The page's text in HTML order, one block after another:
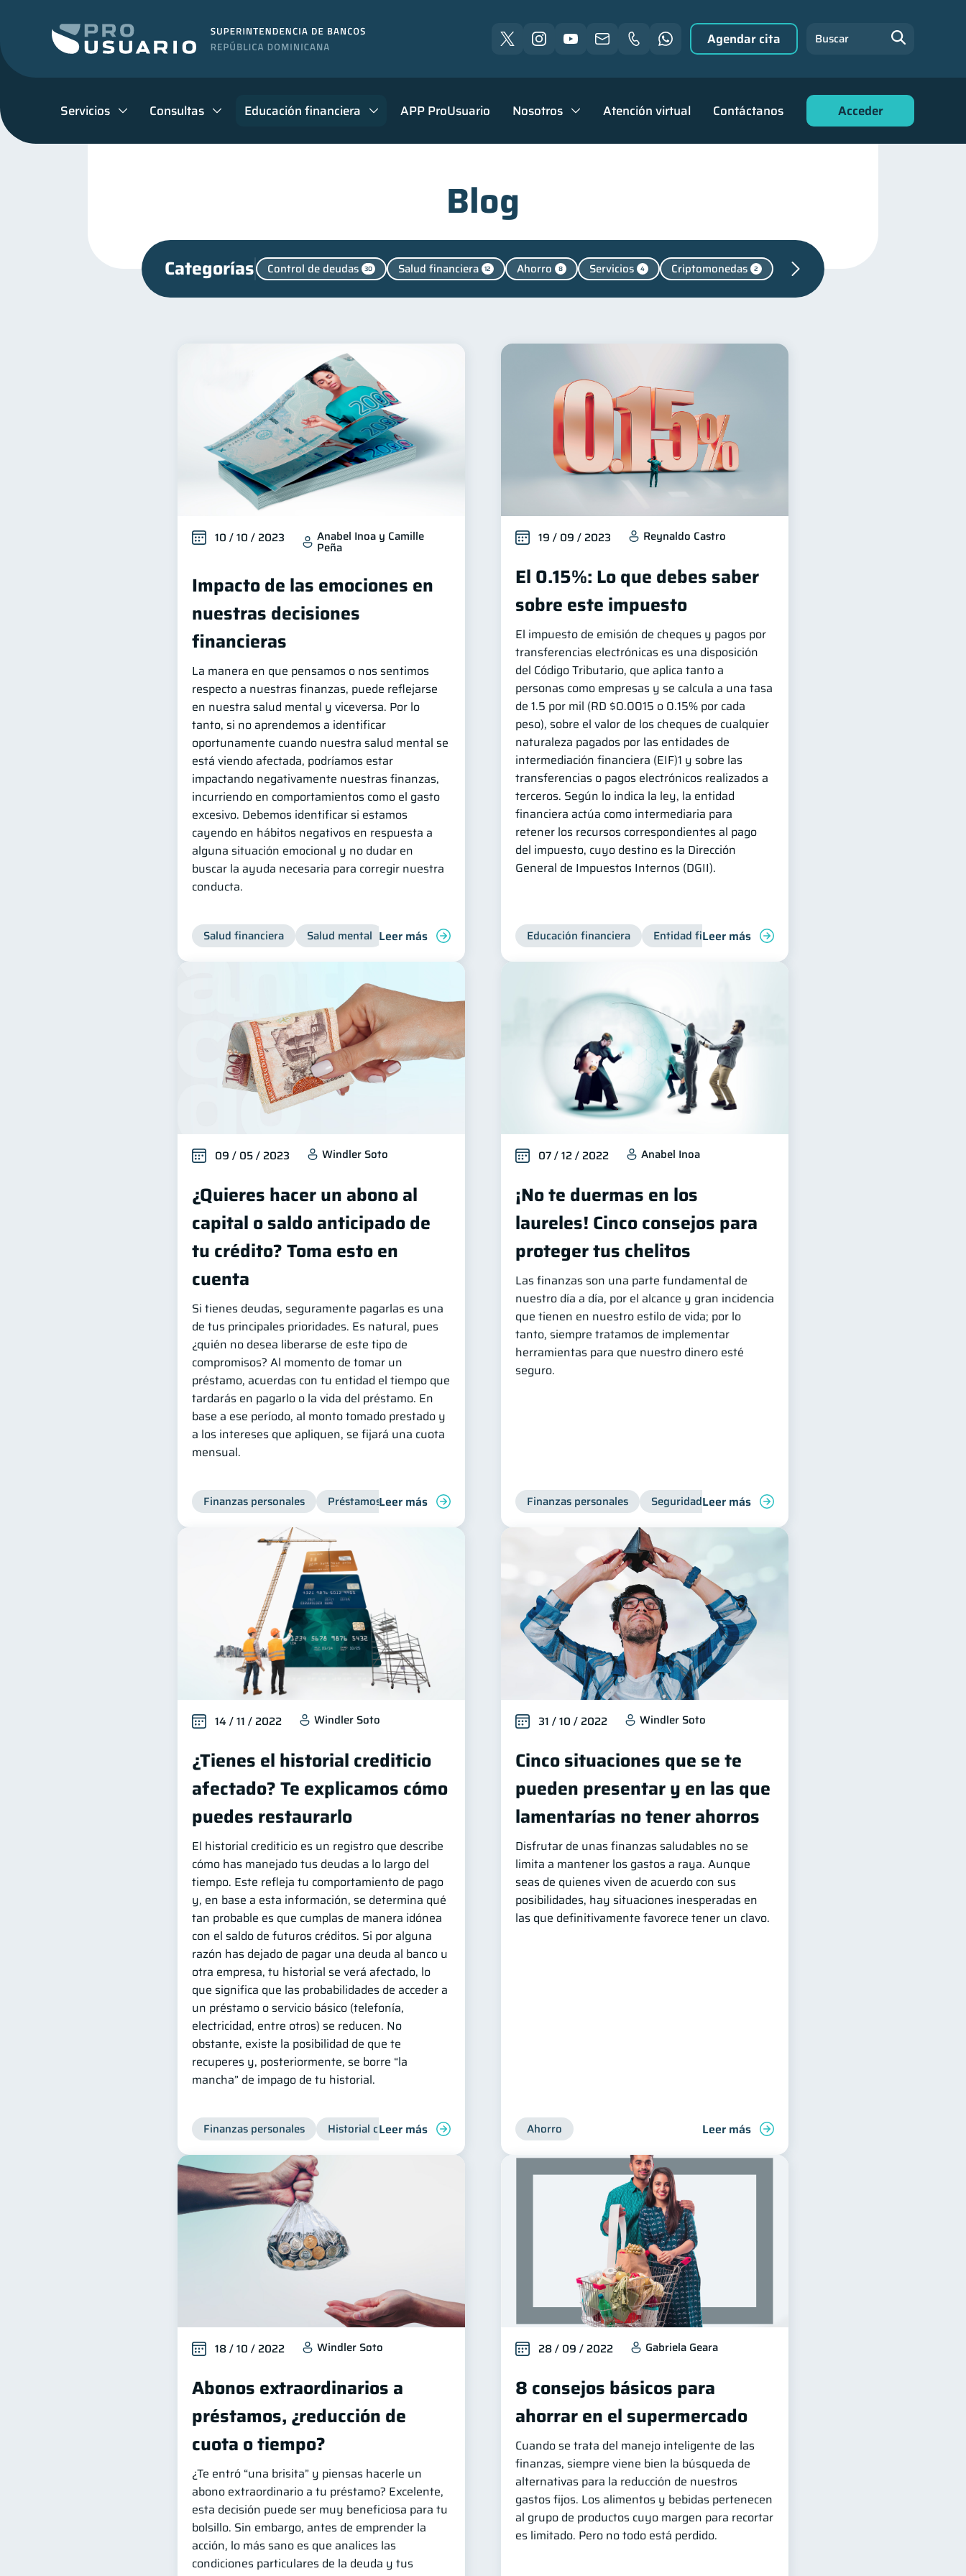
Servicios Consultas Educación financiera APP ProUsuario Nosotros Atención virtual Contáctanos Acceder
Agendar cita Buscar
Blog
Categorías Control de deudas 30 Salud financiera 12 Ahorro 8 Servicios 4 Criptomonedas 2
Entidad financiera 8
Ciberseguridad Superintendencia de Bancos
Cuenta Abandonada 2 Finanzas Personales 1 Finanzas en Pareja
Educación Financiera 1 Fraudes 1 Mipymes Información financiera inversiones 1
Salud mental ahorro 1 Retiro 1 Doble sueldo Gasto responsable información financiera
10 / 10 / 2023 Anabel Inoa y Camille
Peña
Impacto de las emociones en
nuestras decisiones
financieras
La manera en que pensamos o nos sentimos
respecto a nuestras finanzas, puede reflejarse
en nuestra salud mental y viceversa. Por lo
tanto, si no aprendemos a identificar
oportunamente cuando nuestra salud mental se
está viendo afectada, podríamos estar
impactando negativamente nuestras finanzas,
incurriendo en comportamientos como el gasto
excesivo. Debemos identificar si estamos
cayendo en hábitos negativos en respuesta a
alguna situación emocional y no dudar en
buscar la ayuda necesaria para corregir nuestra
conducta.
Salud financiera Salud mental Inclusión financiera Finanzas para jóvenes Manejo de deudas Finanzas familiares
Leer más
19 / 09 / 2023 Reynaldo Castro
El 0.15%: Lo que debes saber
sobre este impuesto
El impuesto de emisión de cheques y pagos por
transferencias electrónicas es una disposición
del Código Tributario, que aplica tanto a
personas como empresas y se calcula a una tasa
de 1.5 por mil (RD $0.0015 o 0.15% por cada
peso), sobre el valor de los cheques de cualquier
naturaleza pagados por las entidades de
intermediación financiera (EIF)1 y sobre las
transferencias o pagos electrónicos realizados a
terceros. Según lo indica la ley, la entidad
financiera actúa como intermediaria para
retener los recursos correspondientes al pago
del impuesto, cuyo destino es la Dirección
General de Impuestos Internos (DGII).
Educación financiera Entidad financiera Productos financieros
Leer más
09 / 05 / 2023 Windler Soto
¿Quieres hacer un abono al
capital o saldo anticipado de
tu crédito? Toma esto en
cuenta
Si tienes deudas, seguramente pagarlas es una
de tus principales prioridades. Es natural, pues
¿quién no desea liberarse de este tipo de
compromisos? Al momento de tomar un
préstamo, acuerdas con tu entidad el tiempo que
tardarás en pagarlo o la vida del préstamo. En
base a ese período, al monto tomado prestado y
a los intereses que apliquen, se fijará una cuota
mensual.
Finanzas personales Préstamos Productos financieros Finanzas para jóvenes Manejo de deudas
Leer más
07 / 12 / 2022 Anabel Inoa
¡No te duermas en los
laureles! Cinco consejos para
proteger tus chelitos
Las finanzas son una parte fundamental de
nuestro día a día, por el alcance y gran incidencia
que tienen en nuestro estilo de vida; por lo
tanto, siempre tratamos de implementar
herramientas para que nuestro dinero esté
seguro.
Finanzas personales Seguridad financiera
Leer más
14 / 11 / 2022 Windler Soto
¿Tienes el historial crediticio
afectado? Te explicamos cómo
puedes restaurarlo
El historial crediticio es un registro que describe
cómo has manejado tus deudas a lo largo del
tiempo. Este refleja tu comportamiento de pago
y, en base a esta información, se determina qué
tan probable es que cumplas de manera idónea
con el saldo de futuros créditos. Si por alguna
razón has dejado de pagar una deuda al banco u
otra empresa, tu historial se verá afectado, lo
que significa que las probabilidades de acceder a
un préstamo o servicio básico (telefonía,
electricidad, entre otros) se reducen. No
obstante, existe la posibilidad de que te
recuperes y, posteriormente, se borre “la
mancha” de impago de tu historial.
Finanzas personales Historial crediticio Manejo de deudas Control de deudas
Leer más
31 / 10 / 2022 Windler Soto
Cinco situaciones que se te
pueden presentar y en las que
lamentarías no tener ahorros
Disfrutar de unas finanzas saludables no se
limita a mantener los gastos a raya. Aunque
seas de quienes viven de acuerdo con sus
posibilidades, hay situaciones inesperadas en
las que definitivamente favorece tener un clavo.
Ahorro Leer más
18 / 10 / 2022 Windler Soto
Abonos extraordinarios a
préstamos, ¿reducción de
cuota o tiempo?
¿Te entró “una brisita” y piensas hacerle un
abono extraordinario a tu préstamo? Excelente,
esta decisión puede ser muy beneficiosa para tu
bolsillo. Sin embargo, antes de emprender la
acción, lo más sano es que analices las
condiciones particulares de la deuda y tus
28 / 09 / 2022 Gabriela Geara
8 consejos básicos para
ahorrar en el supermercado
Cuando se trata del manejo inteligente de las
finanzas, siempre viene bien la búsqueda de
alternativas para la reducción de nuestros
gastos fijos. Los alimentos y bebidas pertenecen
al grupo de productos cuyo margen para recortar
es limitado. Pero no todo está perdido.